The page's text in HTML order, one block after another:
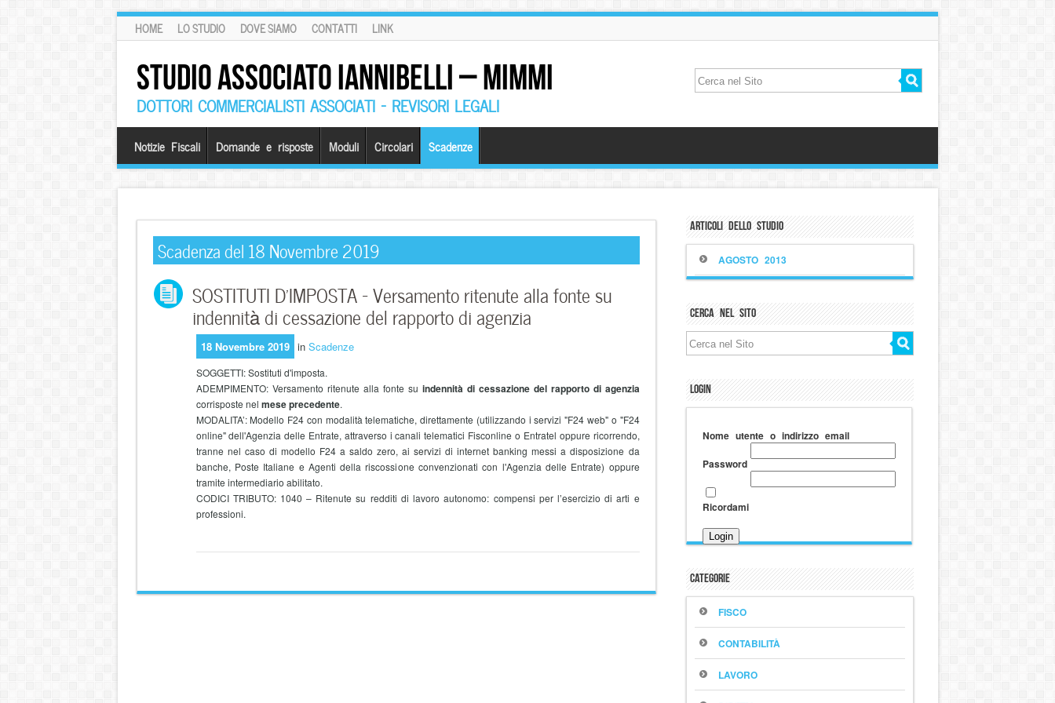
HOME LO STUDIO DOVE SIAMO CONTATTI LINK
STUDIO ASSOCIATO IANNIBELLI – MIMMI
DOTTORI COMMERCIALISTI ASSOCIATI – REVISORI LEGALI
Notizie Fiscali Domande e risposte Moduli Circolari Scadenze
Scadenza del 18 Novembre 2019
SOSTITUTI D’IMPOSTA – Versamento ritenute alla fonte su
indennità di cessazione del rapporto di agenzia
18 Novembre 2019 in Scadenze
SOGGETTI: Sostituti d'imposta.
ADEMPIMENTO: Versamento ritenute alla fonte su indennità di cessazione del rapporto di agenzia
corrisposte nel mese precedente.
MODALITA’: Modello F24 con modalità telematiche, direttamente (utilizzando i servizi "F24 web" o "F24
online" dell'Agenzia delle Entrate, attraverso i canali telematici Fisconline o Entratel oppure ricorrendo,
tranne nel caso di modello F24 a saldo zero, ai servizi di internet banking messi a disposizione da
banche, Poste Italiane e Agenti della riscossione convenzionati con l'Agenzia delle Entrate) oppure
tramite intermediario abilitato.
CODICI TRIBUTO: 1040 – Ritenute su redditi di lavoro autonomo: compensi per l’esercizio di arti e
professioni.
Articoli dello Studio
AGOSTO 2013
Cerca nel sito
Login
Nome utente o indirizzo email
Password
Ricordami
Categorie
FISCO
CONTABILITÀ
LAVORO